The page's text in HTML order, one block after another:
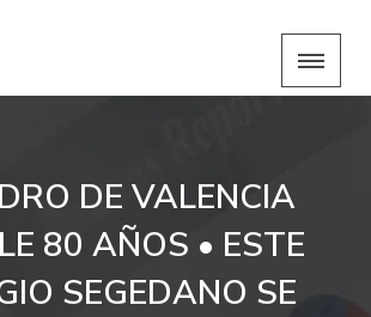
DE VALENCIA
80 AÑOS • ESTE
SEGEDANO SE